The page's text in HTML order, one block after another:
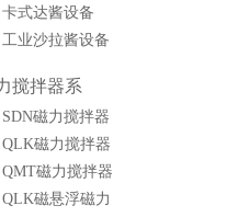
式达酱设备
业沙拉酱设备
搅拌器系
磁力搅拌器
磁力搅拌器
磁力搅拌器
磁悬浮磁力